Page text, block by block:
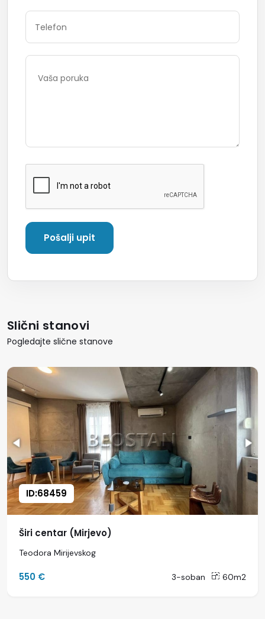
Slični stanovi
Pogledajte slične stanove
ID:68459
Širi centar (Mirjevo)
Teodora Mirijevskog
550 € 3-soban 60m2